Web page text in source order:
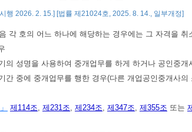
행 2026. 2. 15.] [법률 제21024호, 2025. 8. 14., 일부개정]
각 호의 어느 하나에 해당하는 경우에는 그 자격을 취
의 성명을 사용하여 중개업무를 하게 하거나 공인중
간 중에 중개업무를 행한 경우(다른 개업공인중개사
제114조, 제231조, 제234조, 제347조, 제355조 또는